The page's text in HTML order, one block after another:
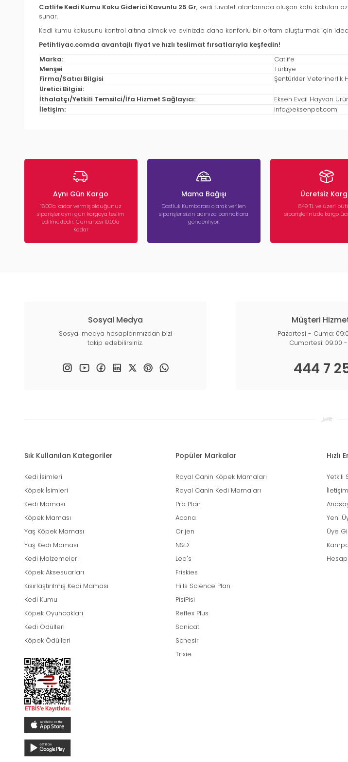
Catlife Kedi Kumu Koku Giderici Kavunlu 25 Gr, kedi tuvalet alanlarında oluşan kötü kokuları
sunar.
Kedi kumu kokusunu kontrol altına almak ve evinizde daha konforlu bir ortam oluşturmak için
Petihtiyac.comda avantajlı fiyat ve hızlı teslimat fırsatlarıyla keşfedin!
Marka:
Catlife
Menşei
Türkiye
Firma/Satıcı Bilgisi
Şentürkler Veterinerlik
Üretici Bilgisi:
İthalatçı/Yetkili Temsilci/İfa Hizmet Sağlayıcı:
Eksen Evcil Hayvan
İletişim:
info@eksenpet.com
Aynı Gün Kargo
16:00’a kadar vermiş olduğunuz
siparişler aynı gün kargoya teslim
edilmektedir. Cumartesi 10:00'a
Kadar
Mama Bağışı
Dostluk Kumbarası olarak verilen
siparişler sizin adınıza barınaklara
gönderiliyor.
Ücretsiz
849 TL ve üzeri
siparişlerinizde kargo
Sosyal Medya
Sosyal medya hesaplarımızdan bizi
takip edebilirsiniz.
Müşteri
Pazartesi - Cuma:
Cumartesi: 09:00 -
444 7
Sık Kullanılan Kategoriler
Kedi İsimleri
Köpek İsimleri
Kedi Maması
Köpek Maması
Yaş Köpek Maması
Yaş Kedi Maması
Kedi Malzemeleri
Köpek Aksesuarları
Kısırlaştırılmış Kedi Maması
Kedi Kumu
Köpek Oyuncakları
Kedi Ödülleri
Köpek Ödülleri
Popüler Markalar
Royal Canin Köpek Mamaları
Royal Canin Kedi Mamaları
Pro Plan
Acana
Orijen
N&D
Leo's
Friskies
Hills Science Plan
PisiPisi
Reflex Plus
Sanicat
Schesir
Trixie
Hızlı
Yetkili
İletişim
Yeni
Üye